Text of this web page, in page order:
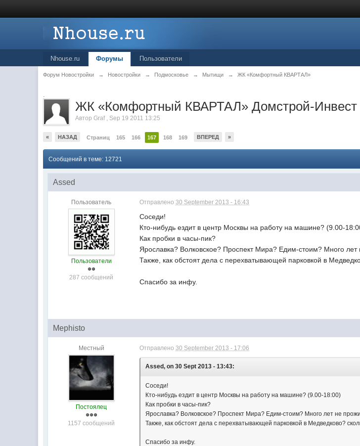
Nhouse.ru Форумы Пользователи
Форум Новостройки → Новостройки → Подмосковье → Мытищи → ЖК «Комфортный КВАРТАЛ»
.
ЖК «Комфортный КВАРТАЛ» Домстрой-Инвест
АвторGraf , Sep 19 2011 13:25
« НАЗАД Страниц 165 166 167 168 169 ВПЕРЕД »
Сообщений в теме: 12721
Assed
Пользователь
Пользователи
287 сообщений
Отправлено30 September 2013 - 16:43
Соседи!
Кто-нибудь ездит в центр Москвы на работу на машине? (9.00-
Как пробки в часы-пик?
Ярославка? Волковское? Проспект Мира? Едим-стоим? Много
Также, как обстоят дела с перехватывающей парковкой в
Спасибо за инфу.
Mephisto
Местный
Постоялец
1157 сообщений
Отправлено30 September 2013 - 17:06
Assed, on 30 Sept 2013 - 13:43:
Соседи!
Кто-нибудь ездит в центр Москвы на работу на машине? (9.00-18:00)
Как пробки в часы-пик?
Ярославка? Волковское? Проспект Мира? Едим-стоим? Много лет не
Также, как обстоят дела с перехватывающей парковкой в Медведково?
Спасибо за инфу.